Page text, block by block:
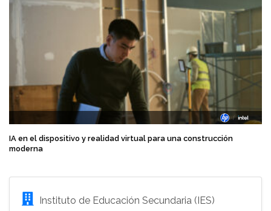
IA en el dispositivo y realidad virtual para una construcción
moderna
Instituto de Educación Secundaria (IES)